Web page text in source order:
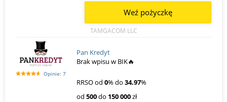
TAMGACOM LLC
Weź pożyczkę
Opinie: 7
Pan Kredyt
Brak wpisu w BIK🔥
RRSO od 0% do 34.97%
od 500do 150 000zł